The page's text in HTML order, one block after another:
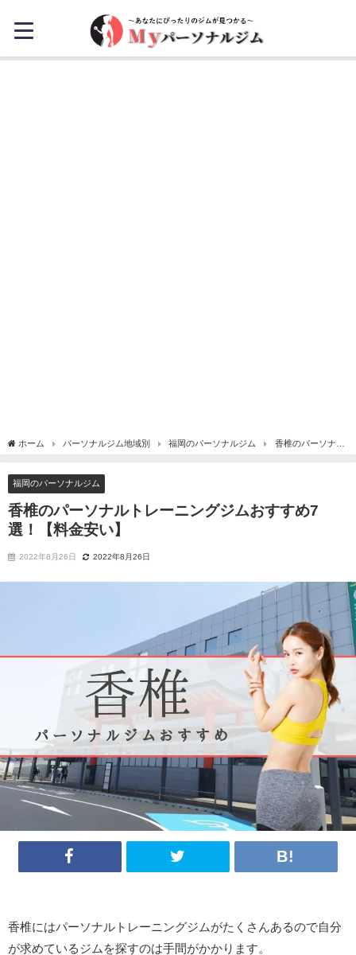
ホーム パーソナルジム地域別 福岡のパーソナルジム
香椎のパーソナル
トレーニングジムおすすめ7選！【料金安い】
福岡のパーソナルジム
香椎のパーソナルトレーニングジムおすすめ7
選！【料金安い】
2022年8月26日 2022年8月26日
香椎にはパーソナルトレーニングジムがたくさんあるので自分
が求めているジムを探すのは手間がかかります。